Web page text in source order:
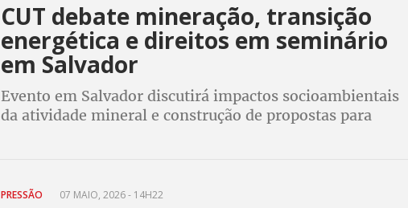
CUT debate mineração, transição
energética e direitos em seminário
em Salvador
Evento em Salvador discutirá impactos socioambientais
da atividade mineral e construção de propostas para
PRESSÃO 07 MAIO, 2026 - 14H22